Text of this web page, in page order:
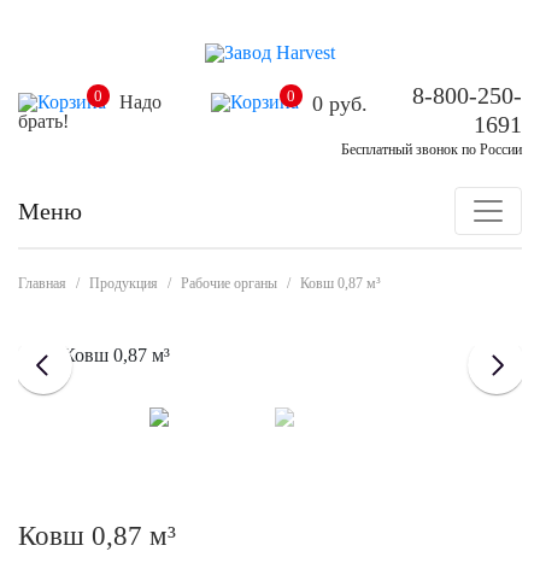
0
Надо
брать!
0 0 руб.
8-800-250-
1691
Бесплатный звонок по России
Меню
Главная / Продукция / Рабочие органы / Ковш 0,87 м³
Ковш 0,87 м³